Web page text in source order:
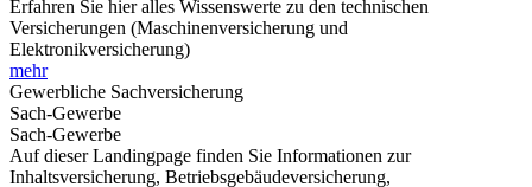
Erfahren Sie hier alles Wissenswerte zu den technischen
Versicherungen (Maschinenversicherung und
Elektronikversicherung)
mehr
Gewerbliche Sachversicherung
Sach-Gewerbe
Sach-Gewerbe
Auf dieser Landingpage finden Sie Informationen zur
Inhaltsversicherung, Betriebsgebäudeversicherung,